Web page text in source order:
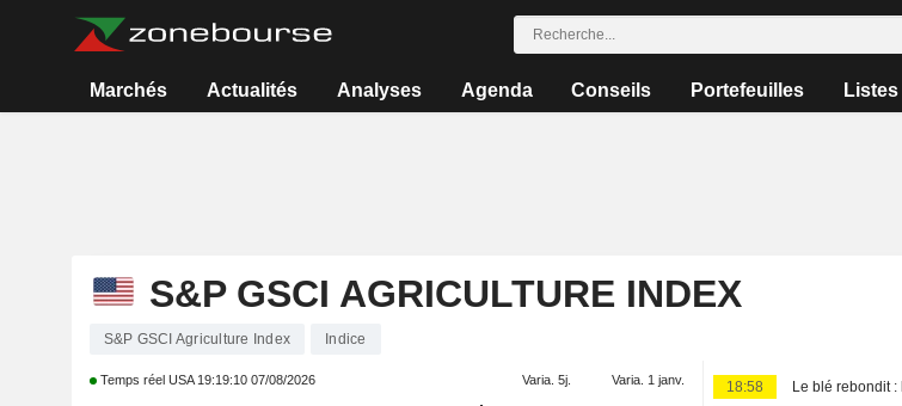
Marchés Actualités Analyses Agenda Conseils Portefeuilles Listes
S&P GSCI AGRICULTURE INDEX
S&P GSCI Agriculture Index Indice
Temps réel USA 19:19:10 07/08/2026 Varia. 5j. Varia. 1 janv. 18:58